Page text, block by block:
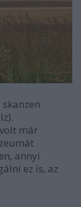
már
annyi
ez is, az